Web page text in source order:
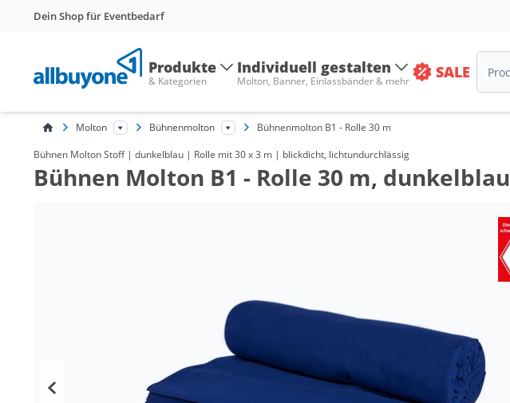
Dein Shop für Eventbedarf
Produkte
& Kategorien
Individuell gestalten
Molton, Banner, Einlassbänder & mehr SALE
Molton Bühnenmolton Bühnenmolton B1 - Rolle 30 m
Bühnen Molton Stoff | dunkelblau | Rolle mit 30 x 3 m | blickdicht, lichtundurchlässig
Bühnen Molton B1 - Rolle 30 m, dunkelblau